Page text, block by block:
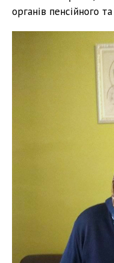
органів пенсійного